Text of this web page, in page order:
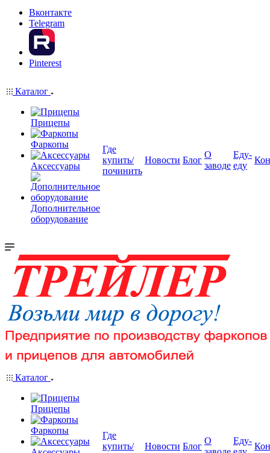
Вконтакте
Telegram
Pinterest
Каталог
Прицепы
Фаркопы
Аксессуары
Дополнительное
оборудование
Где
купить/
починить
Новости Блог
О
заводе
Еду-
еду
Каталог
Прицепы
Фаркопы
Где
купить/
Новости Блог
О
Еду-